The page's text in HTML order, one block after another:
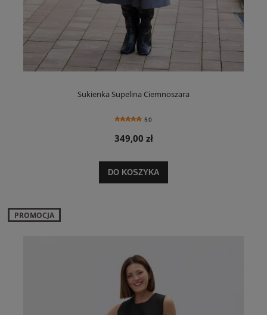
Sukienka Supelina Ciemnoszara
5.0
349,00 zł
DO KOSZYKA
PROMOCJA